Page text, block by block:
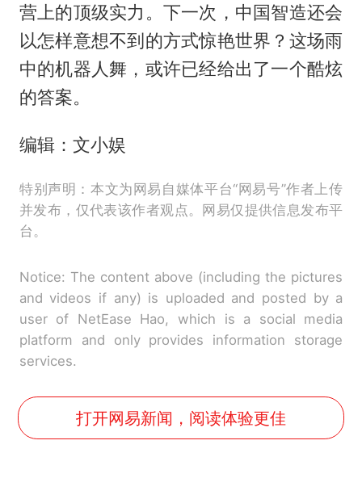
营上的顶级实力。下一次，中国智造还会
以怎样意想不到的方式惊艳世界？这场雨
中的机器人舞，或许已经给出了一个酷炫
的答案。
编辑：文小娱
特别声明：本文为网易自媒体平台“网易号”作者上传
并发布，仅代表该作者观点。网易仅提供信息发布平
台。
Notice: The content above (including the pictures
and videos if any) is uploaded and posted by a
user of NetEase Hao, which is a social media
platform and only provides information storage
services.
打开网易新闻，阅读体验更佳